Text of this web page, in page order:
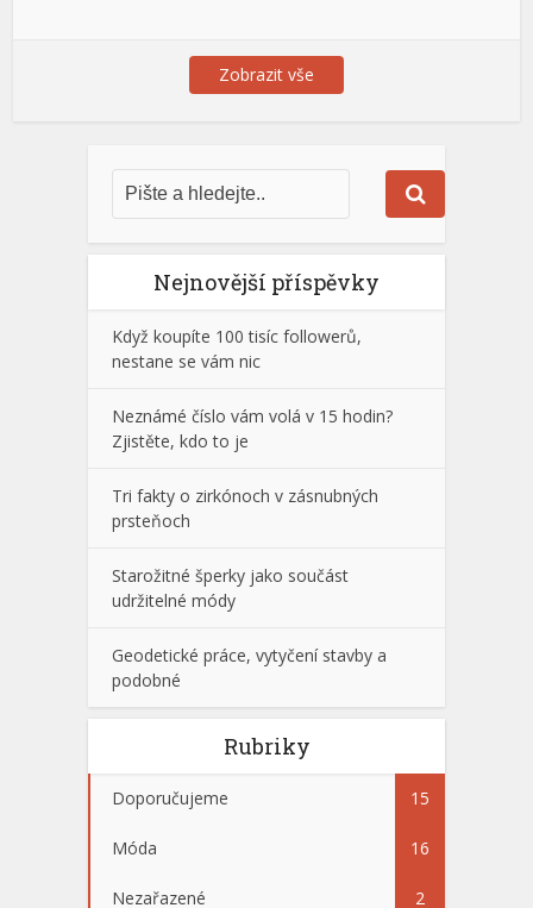
Zobrazit vše
Nejnovější příspěvky
Když koupíte 100 tisíc followerů,
nestane se vám nic
Neznámé číslo vám volá v 15 hodin?
Zjistěte, kdo to je
Tri fakty o zirkónoch v zásnubných
prsteňoch
Starožitné šperky jako součást
udržitelné módy
Geodetické práce, vytyčení stavby a
podobné
Rubriky
Doporučujeme 15
Móda 16
Nezařazené 2